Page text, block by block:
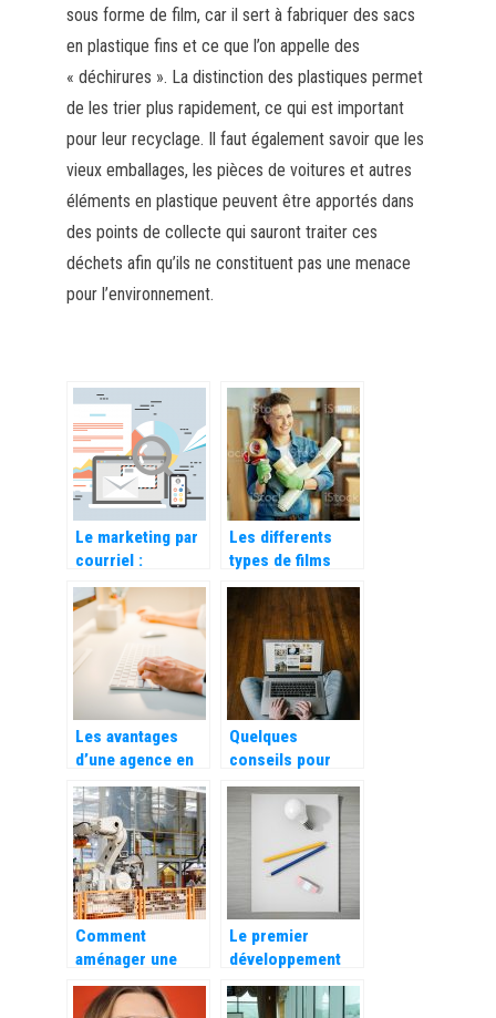
sous forme de film, car il sert à fabriquer des sacs
en plastique fins et ce que l’on appelle des
« déchirures ». La distinction des plastiques permet
de les trier plus rapidement, ce qui est important
pour leur recyclage. Il faut également savoir que les
vieux emballages, les pièces de voitures et autres
éléments en plastique peuvent être apportés dans
des points de collecte qui sauront traiter ces
déchets afin qu’ils ne constituent pas une menace
pour l’environnement.
Le marketing par
courriel :
importance,
meilleurs
logiciels à utiliser
Les differents
types de films
pour proteger
vos colis
Les avantages
d’une agence en
communication
digitale pour
votre entreprise
Quelques
conseils pour
valoriser et
développer votre
e-commerce
Comment
aménager une
usine pour qu’elle
soit efficace ?
Le premier
développement
est de faire
fonctionner